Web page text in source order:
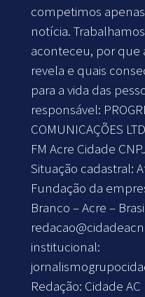
competimos
notícia.
aconteceu, por que
revela e quais
para a vida das
responsável:
COMUNICAÇÕES
FM Acre Cidade
Situação cadastral:
Fundação da
Branco – Acre –
institucional:
Redação: Cidade AC